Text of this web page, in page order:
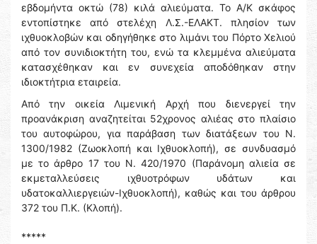
εβδομήντα οκτώ (78) κιλά αλιεύματα. Το Α/Κ σκάφος
εντοπίστηκε από στελέχη Λ.Σ.-ΕΛΑΚΤ. πλησίον των
ιχθυοκλοβών και οδηγήθηκε στο λιμάνι του Πόρτο Χελιού
από τον συνιδιοκτήτη του, ενώ τα κλεμμένα αλιεύματα
κατασχέθηκαν και εν συνεχεία αποδόθηκαν στην
ιδιοκτήτρια εταιρεία.
Από την οικεία Λιμενική Αρχή που διενεργεί την
προανάκριση αναζητείται 52χρονος αλιέας στο πλαίσιο
του αυτοφώρου, για παράβαση των διατάξεων του Ν.
1300/1982 (Ζωοκλοπή και Ιχθυοκλοπή), σε συνδυασμό
με το άρθρο 17 του Ν. 420/1970 (Παράνομη αλιεία σε
εκμεταλλεύσεις ιχθυοτρόφων υδάτων και
υδατοκαλλιεργειών-Ιχθυοκλοπή), καθώς και του άρθρου
372 του Π.Κ. (Κλοπή).
*****